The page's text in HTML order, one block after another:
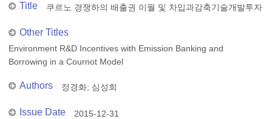
Title 쿠르노 경쟁하의 배출권 이월 및 차입과감축기술개발투자
Other Titles
Environment R&D Incentives with Emission Banking and
Borrowing in a Cournot Model
Authors 정경화; 심성희
Issue Date 2015-12-31